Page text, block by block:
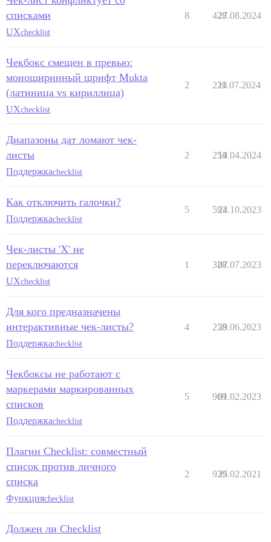
списками
UXchecklist
8 428
27.08.2024
Чекбокс смещен в превью:
моноширинный шрифт Mukta
(латиница vs кириллица)
UXchecklist
2 220
11.07.2024
Диапазоны дат ломают чек-
листы
Поддержкаchecklist
2 254
19.04.2024
Как отключить галочки?
Поддержкаchecklist
5 593
24.10.2023
Чек-листы 'X' не
переключаются
UXchecklist
1 328
07.07.2023
Для кого предназначены
интерактивные чек-листы?
Поддержкаchecklist
4 258
29.06.2023
Чекбоксы не работают с
маркерами маркированных
списков
Поддержкаchecklist
5 969
01.02.2023
Плагин Checklist: совместный
список против личного
списка
Функцияchecklist
2 939
25.02.2021
Должен ли Checklist